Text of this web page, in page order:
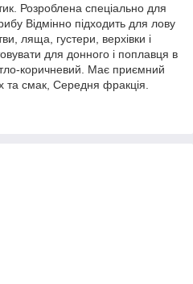
Розроблена спеціально для
Відмінно підходить для лову
ляща, густери, верхівки і
для донного і поплавця в
коричневий. Має приємний
та смак, Середня фракція.